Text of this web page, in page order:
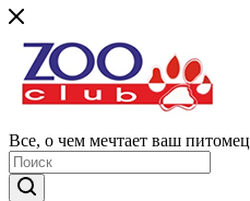
Все, о чем мечтает ваш питомец